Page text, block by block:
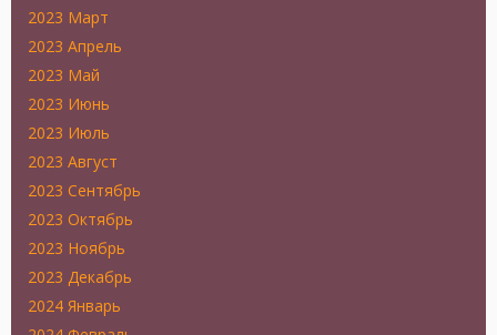
2023 Март
2023 Апрель
2023 Май
2023 Июнь
2023 Июль
2023 Август
2023 Сентябрь
2023 Октябрь
2023 Ноябрь
2023 Декабрь
2024 Январь